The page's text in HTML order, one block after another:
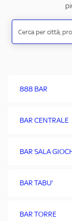
888 BAR
BAR CENTRALE
BAR SALA
BAR TABU'
BAR TORRE